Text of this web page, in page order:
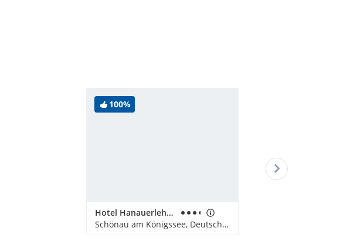
100%
Hotel Hanauerlehen
Schönau am Königssee, Deutschland